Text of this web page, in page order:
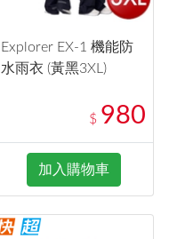
Explorer EX-1 機能防
水雨衣 (黃黑3XL)
$ 980
加入購物車